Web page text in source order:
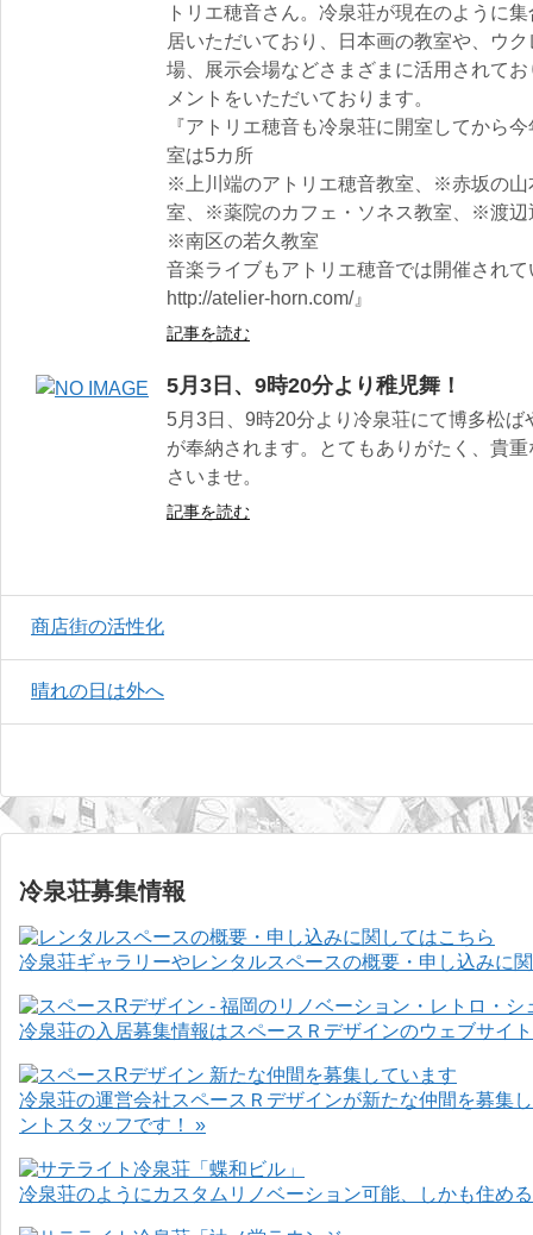
トリエ穂音さん。冷泉荘が現在のように
居いただいており、日本画の教室や、ウ
場、展示会場などさまざまに活用されて
メントをいただいております。
『アトリエ穂音も冷泉荘に開室してから
室は5カ所
※上川端のアトリエ穂音教室、※赤坂の山
室、※薬院のカフェ・ソネス教室、※渡辺
※南区の若久教室
音楽ライブもアトリエ穂音では開催されて
http://atelier-horn.com/』
記事を読む
5月3日、9時20分より稚児舞！
5月3日、9時20分より冷泉荘にて博多松
が奉納されます。とてもありがたく、貴
さいませ。
記事を読む
商店街の活性化
晴れの日は外へ
冷泉荘募集情報
冷泉荘ギャラリーやレンタルスペースの概要・申し込みに
冷泉荘の入居募集情報はスペースＲデザインのウェブサイ
冷泉荘の運営会社スペースＲデザインが新たな仲間を募集
ントスタッフです！ »
冷泉荘のようにカスタムリノベーション可能、しかも住め